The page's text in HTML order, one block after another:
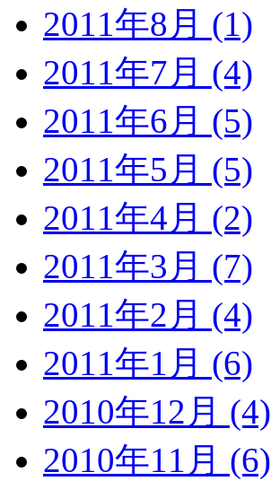
2011年8月 (1)
2011年7月 (4)
2011年6月 (5)
2011年5月 (5)
2011年4月 (2)
2011年3月 (7)
2011年2月 (4)
2011年1月 (6)
2010年12月 (4)
2010年11月 (6)